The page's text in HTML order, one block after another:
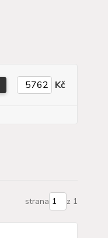
Kč
strana z 1